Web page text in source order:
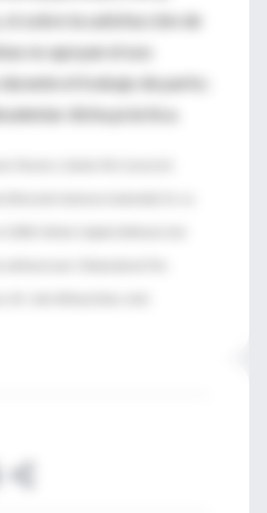
ni sobre la satisfacción de
no apoyan el uso
el trabajo de parto;
dicha práctica.